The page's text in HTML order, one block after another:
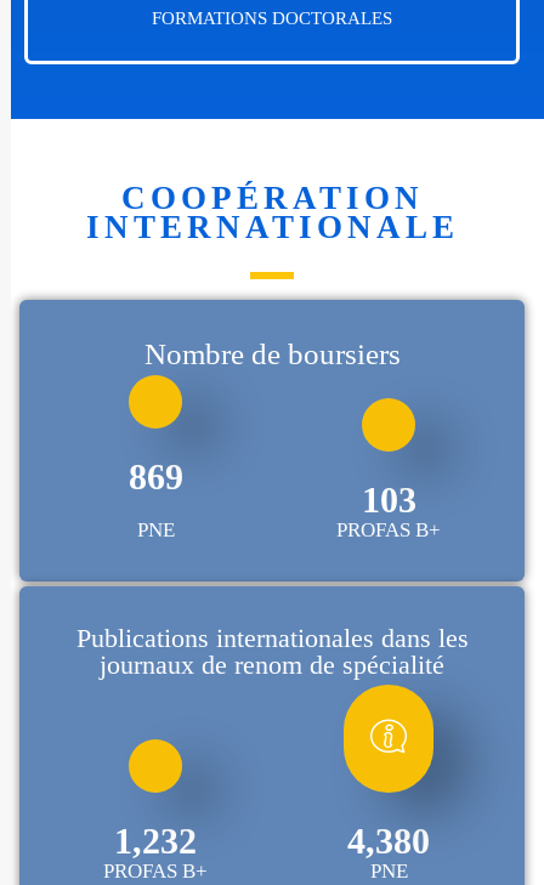
FORMATIONS DOCTORALES
COOPÉRATION
INTERNATIONALE
Nombre de boursiers
883
PNE
105
PROFAS B+
Publications internationales dans les
journaux de renom de spécialité
1,275
PROFAS B+
4,530
PNE